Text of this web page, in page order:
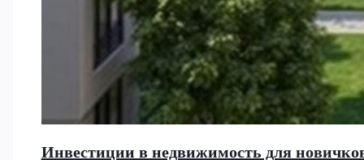
Инвестиции в недвижимость для